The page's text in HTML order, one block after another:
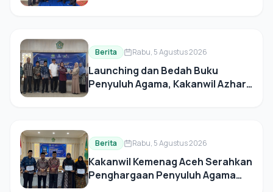
Berita Rabu, 5 Agustus 2026
Launching dan Bedah Buku
Penyuluh Agama, Kakanwil Azhari:
Berita Rabu, 5 Agustus 2026
Kakanwil Kemenag Aceh Serahkan
Penghargaan Penyuluh Agama